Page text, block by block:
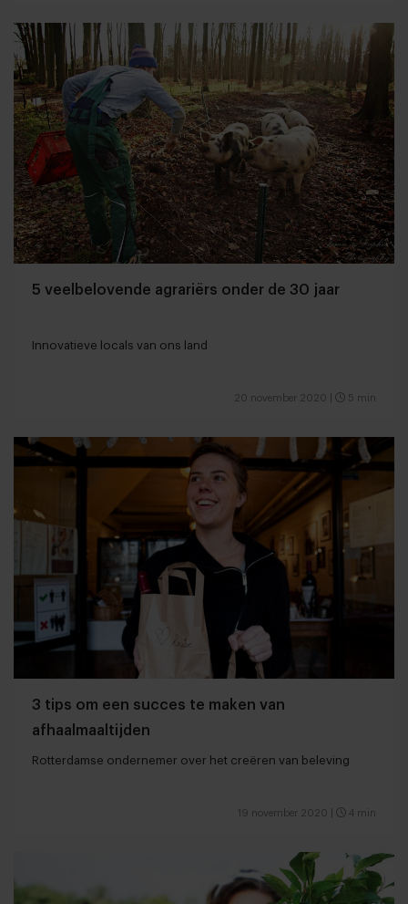
5 veelbelovende agrariërs onder de 30 jaar
Innovatieve locals van ons land
20 november 2020 5 min
3 tips om een succes te maken van
afhaalmaaltijden
Rotterdamse ondernemer over het creëren van beleving
19 november 2020 4 min